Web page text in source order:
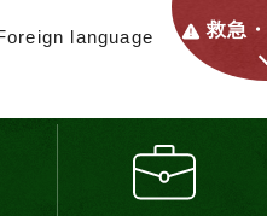
language 救急